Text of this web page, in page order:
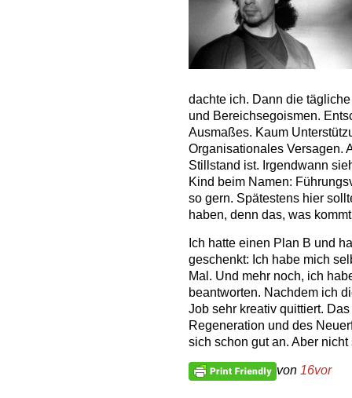
dachte ich. Dann die
und Bereichsegoismen.
Ausmaßes. Kaum
Organisationales Versagen.
Stillstand ist. Irgendwann
Kind beim Namen:
so gern. Spätestens hier
haben, denn das, was
Ich hatte einen Plan B und
geschenkt: Ich habe mich
Mal. Und mehr noch, ich
beantworten. Nachdem ich
Job sehr kreativ quittiert.
Regeneration und des
sich schon gut an. Aber
von 16vor